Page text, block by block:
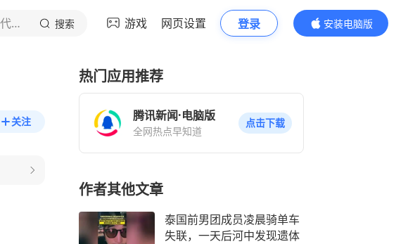
现代快报 搜索 游戏 网页设置 登录
安装电脑版
内容更精彩
关注
热门应用推荐
腾讯新闻·电脑版
全网热点早知道
点击下载
作者其他文章
泰国前男团成员凌晨骑单车
失联，一天后河中发现遗体